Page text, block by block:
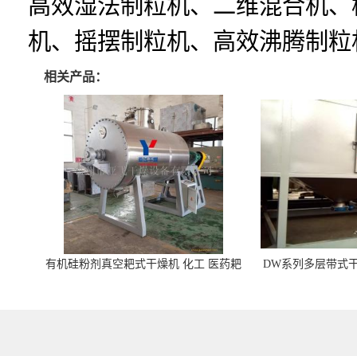
机、摇摆制粒机、高效沸腾制
相关产品：
有机硅粉剂真空耙式干燥机 化工 医药耙
DW系列多层带式